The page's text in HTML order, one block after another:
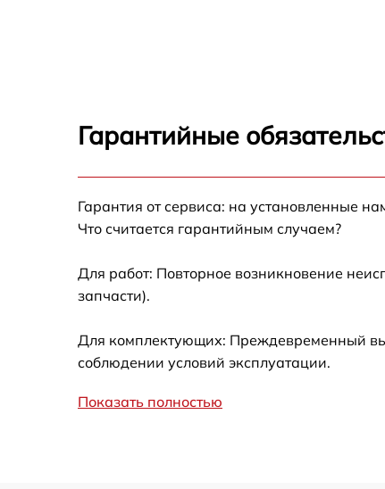
Калибровка и настройка тепловизора
Ремонт датчика синхроимпульсов
Ремонт оптики
Восстановление питания
Замена корпуса
Гарантийные
Гарантия от сервиса: на установленные
Что считается гарантийным случаем?
Для работ: Повторное возникновение
запчасти).
Для комплектующих: Преждевременный
соблюдении условий эксплуатации.
Показать полностью